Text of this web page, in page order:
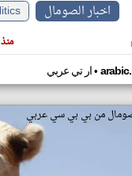
اخبار الصومال
منذ ١١
ار تي عربي•
من بي بي سي عربي